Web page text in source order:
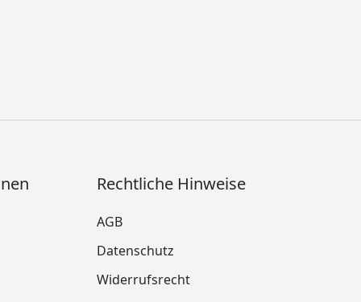
Rechtliche Hinweise
AGB
Datenschutz
Widerrufsrecht